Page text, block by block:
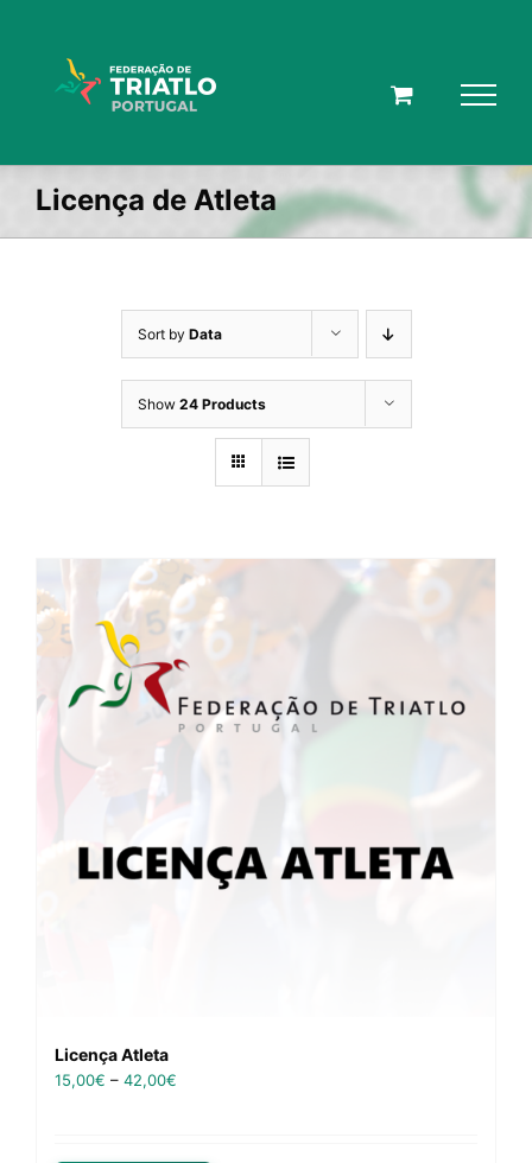
Licença de Atleta
Sort by Data
Show 24 Products
Licença Atleta
15,00€ – 42,00€